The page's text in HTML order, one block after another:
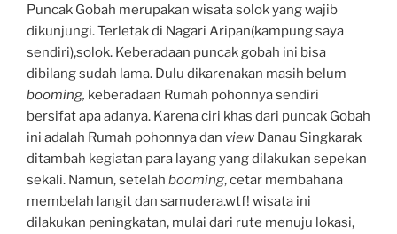
Puncak Gobah merupakan wisata solok yang wajib
dikunjungi. Terletak di Nagari Aripan(kampung saya
sendiri),solok. Keberadaan puncak gobah ini bisa
dibilang sudah lama. Dulu dikarenakan masih belum
booming, keberadaan Rumah pohonnya sendiri
bersifat apa adanya. Karena ciri khas dari puncak Gobah
ini adalah Rumah pohonnya dan view Danau Singkarak
ditambah kegiatan para layang yang dilakukan sepekan
sekali. Namun, setelah booming, cetar membahana
membelah langit dan samudera.wtf! wisata ini
dilakukan peningkatan, mulai dari rute menuju lokasi,